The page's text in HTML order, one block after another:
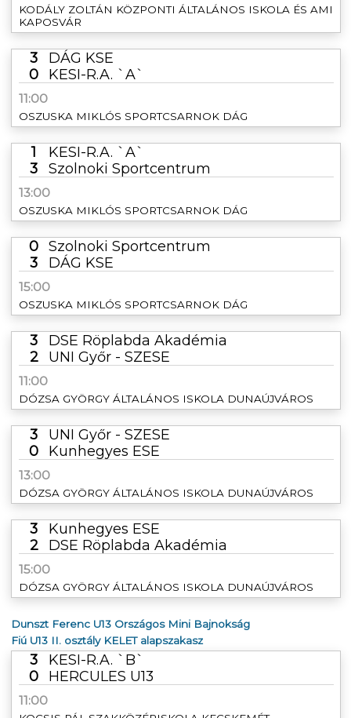
KODÁLY ZOLTÁN KÖZPONTI ÁLTALÁNOS ISKOLA ÉS AMI
KAPOSVÁR
3
DÁG KSE
0
KESI-R.A. `A`
11:00
OSZUSKA MIKLÓS SPORTCSARNOK DÁG
1
KESI-R.A. `A`
3
Szolnoki Sportcentrum
13:00
OSZUSKA MIKLÓS SPORTCSARNOK DÁG
0
Szolnoki Sportcentrum
3
DÁG KSE
15:00
OSZUSKA MIKLÓS SPORTCSARNOK DÁG
3
DSE Röplabda Akadémia
2
UNI Győr - SZESE
11:00
DÓZSA GYÖRGY ÁLTALÁNOS ISKOLA DUNAÚJVÁROS
3
UNI Győr - SZESE
0
Kunhegyes ESE
13:00
DÓZSA GYÖRGY ÁLTALÁNOS ISKOLA DUNAÚJVÁROS
3
Kunhegyes ESE
2
DSE Röplabda Akadémia
15:00
DÓZSA GYÖRGY ÁLTALÁNOS ISKOLA DUNAÚJVÁROS
Dunszt Ferenc U13 Országos Mini Bajnokság
Fiú U13 II. osztály KELET alapszakasz
3
KESI-R.A. `B`
0
HERCULES U13
11:00